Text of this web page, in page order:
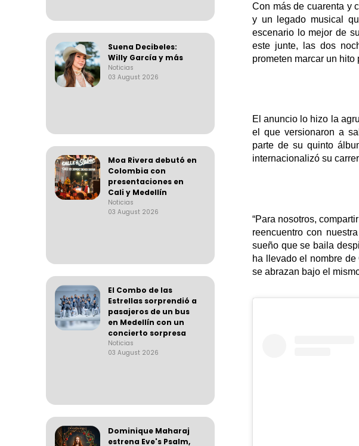
Suena Decibeles:
Willy García y más
Noticias
03 August 2026
Moa Rivera debutó en
Colombia con
presentaciones en
Cali y Medellín
Noticias
03 August 2026
El Combo de las
Estrellas sorprendió a
pasajeros de un bus
en Medellín con un
concierto sorpresa
Noticias
03 August 2026
Dominique Maharaj
estrena Eve's Psalm,
Con más de cuarenta y
y un legado musical
escenario lo mejor de
este junte, las dos
prometen marcar un hito
El anuncio lo hizo la
el que versionaron a
parte de su quinto
internacionalizó su
“Para nosotros,
reencuentro con
sueño que se baila
ha llevado el nombre
se abrazan bajo el